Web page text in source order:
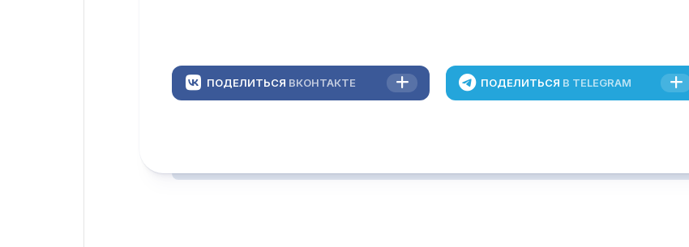
ПОДЕЛИТЬСЯ ВКОНТАКТЕ ПОДЕЛИТЬСЯ В TELEGRAM